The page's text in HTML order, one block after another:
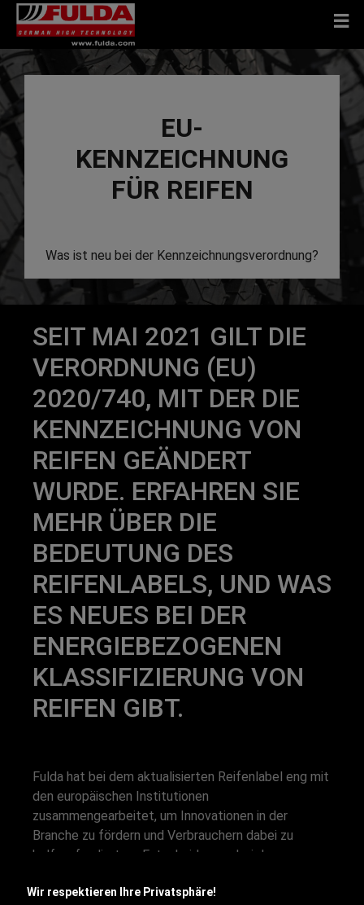
EU-
KENNZEICHNUNG
FÜR REIFEN
Was ist neu bei der Kennzeichnungsverordnung?
SEIT MAI 2021 GILT DIE
VERORDNUNG (EU)
2020/740, MIT DER DIE
KENNZEICHNUNG VON
REIFEN GEÄNDERT
WURDE. ERFAHREN SIE
MEHR ÜBER DIE
BEDEUTUNG DES
REIFENLABELS, UND WAS
ES NEUES BEI DER
ENERGIEBEZOGENEN
KLASSIFIZIERUNG VON
REIFEN GIBT.
Fulda hat bei dem aktualisierten Reifenlabel eng mit
den europäischen Institutionen
zusammengearbeitet, um Innovationen in der
Branche zu fördern und Verbrauchern dabei zu
helfen, fundiertere Entscheidungen bei der
Verbraucher mit dem neuen EU-Reifenlabel
Wir respektieren Ihre Privatsphäre!